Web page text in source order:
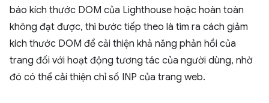
báo kích thước DOM của Lighthouse hoặc hoàn toàn
không đạt được, thì bước tiếp theo là tìm ra cách giảm
kích thước DOM để cải thiện khả năng phản hồi của
trang đối với hoạt động tương tác của người dùng, nhờ
đó có thể cải thiện chỉ số INP của trang web.